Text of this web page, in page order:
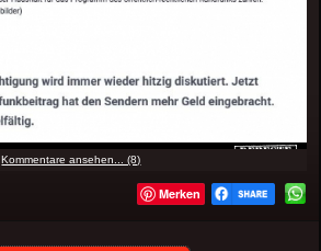
Kommentare ansehen... (8)
Merken